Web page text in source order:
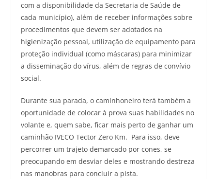
com a disponibilidade da Secretaria de Saúde de
cada município), além de receber informações sobre
procedimentos que devem ser adotados na
higienização pessoal, utilização de equipamento para
proteção individual (como máscaras) para minimizar
a disseminação do vírus, além de regras de convívio
social.
Durante sua parada, o caminhoneiro terá também a
oportunidade de colocar à prova suas habilidades no
volante e, quem sabe, ficar mais perto de ganhar um
caminhão IVECO Tector Zero Km. Para isso, deve
percorrer um trajeto demarcado por cones, se
preocupando em desviar deles e mostrando destreza
nas manobras para concluir a pista.